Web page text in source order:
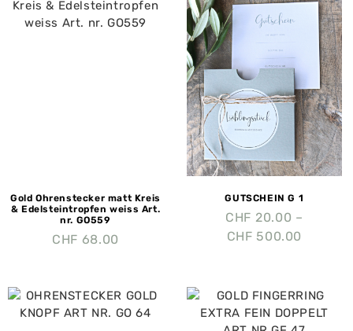
Gold Ohrenstecker matt Kreis
& Edelsteintropfen weiss Art.
nr. GO559
CHF 68.00
GUTSCHEIN G 1
CHF 20.00 –
CHF 500.00